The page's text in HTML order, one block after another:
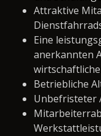
Attraktive
Eine
anerkannten
Betriebliche
Unbefristeter